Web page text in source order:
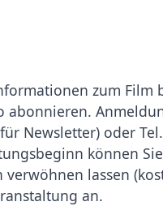
zum Film
abonnieren.
Newsletter) oder
können
lassen
an.